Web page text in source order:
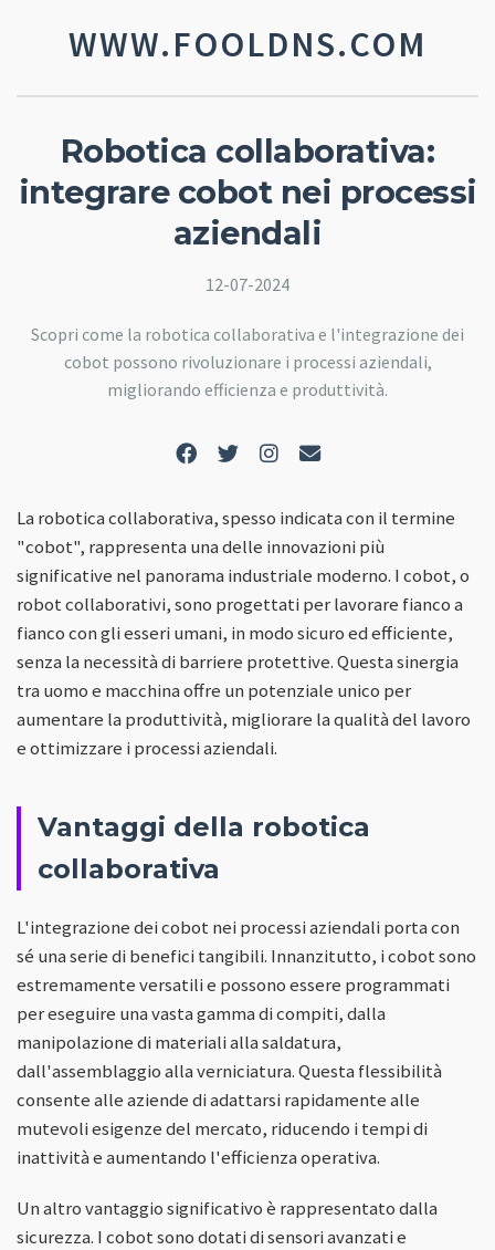
WWW.FOOLDNS.COM
Robotica collaborativa:
integrare cobot nei processi
aziendali
12-07-2024
Scopri come la robotica collaborativa e l'integrazione dei
cobot possono rivoluzionare i processi aziendali,
migliorando efficienza e produttività.
La robotica collaborativa, spesso indicata con il termine
"cobot", rappresenta una delle innovazioni più
significative nel panorama industriale moderno. I cobot, o
robot collaborativi, sono progettati per lavorare fianco a
fianco con gli esseri umani, in modo sicuro ed efficiente,
senza la necessità di barriere protettive. Questa sinergia
tra uomo e macchina offre un potenziale unico per
aumentare la produttività, migliorare la qualità del lavoro
e ottimizzare i processi aziendali.
Vantaggi della robotica
collaborativa
L'integrazione dei cobot nei processi aziendali porta con
sé una serie di benefici tangibili. Innanzitutto, i cobot sono
estremamente versatili e possono essere programmati
per eseguire una vasta gamma di compiti, dalla
manipolazione di materiali alla saldatura,
dall'assemblaggio alla verniciatura. Questa flessibilità
consente alle aziende di adattarsi rapidamente alle
mutevoli esigenze del mercato, riducendo i tempi di
inattività e aumentando l'efficienza operativa.
Un altro vantaggio significativo è rappresentato dalla
sicurezza. I cobot sono dotati di sensori avanzati e